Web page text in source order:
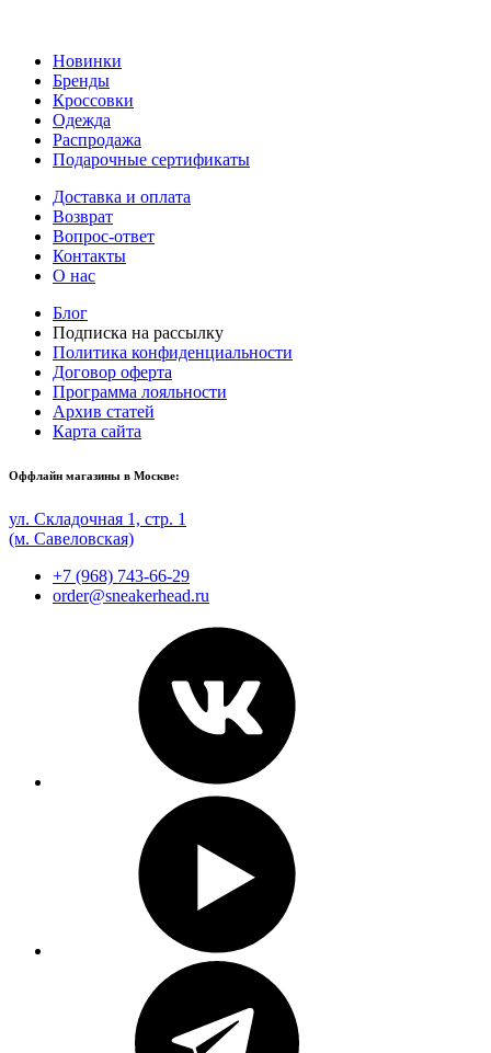
Новинки
Бренды
Кроссовки
Одежда
Распродажа
Подарочные сертификаты
Доставка и оплата
Возврат
Вопрос-ответ
Контакты
О нас
Блог
Подписка на рассылку
Политика конфиденциальности
Договор оферта
Программа лояльности
Архив статей
Карта сайта
Оффлайн магазины в Москве:
ул. Складочная 1, стр. 1
(м. Савеловская)
+7 (968) 743-66-29
order@sneakerhead.ru